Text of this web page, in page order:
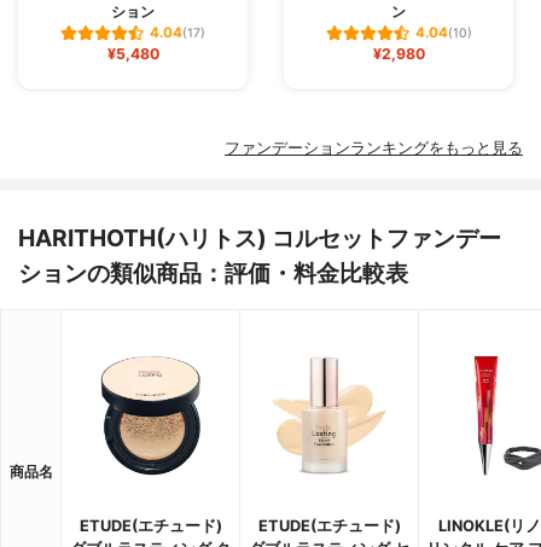
ション
4.04(17)
¥5,480
ン
4.04(10)
¥2,980
ファンデーションランキングをもっと見る
HARITHOTH(ハリトス) コルセットファンデー
ションの類似商品：評価・料金比較表
商品名
ETUDE(エチュード)
ETUDE(エチュード)
LINOKLE(リ